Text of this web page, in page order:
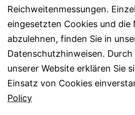
Reichweitenmessungen.
eingesetzten Cookies und die
abzulehnen, finden Sie in
Datenschutzhinweisen.
unserer Website erklären Sie
Einsatz von Cookies
Policy